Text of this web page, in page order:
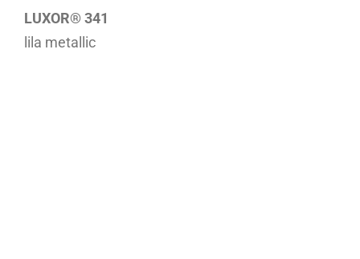
LUXOR® 341
lila metallic